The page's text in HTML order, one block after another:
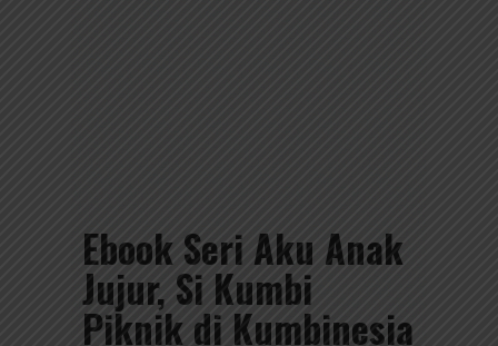
Ebook Seri Aku Anak
Jujur, Si Kumbi
Piknik di Kumbinesia